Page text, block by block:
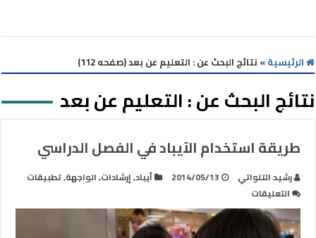
الرئيسية» نتائج البحث عن : التعليم عن بعد (صفحه 112)
نتائج البحث عن :التعليم عن بعد
طريقة استخدام الآيباد في الفصل الدراسي
رشيد التلواتي 2014/05/13 أيباد,إرشادات,الواجهة,تطبيقات
التعليقات
طريقة